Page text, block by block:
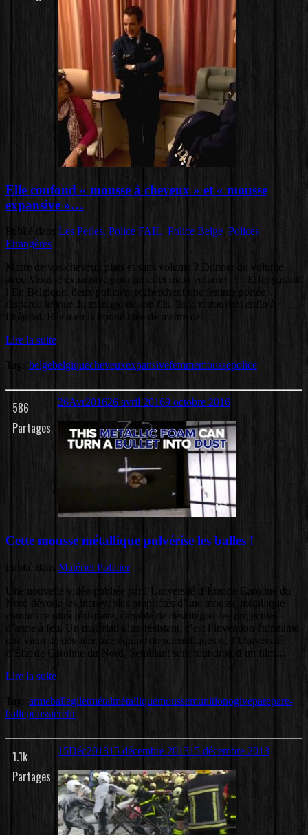
Elle confond « mousse à cheveux » et « mousse
expansive »…
Publié dans Les Perles, Police FAIL Police Belge Polices
Etrangères
Marre de vos cheveux plats et sans volume ? Donner du volume
avec Mousse expansive pour un effet maxi volume ….. Effet garanti
! En Belgique, deux policiers recherchent une femme portée
disparue le jour du mariage de son fils. Ils la retrouvent enfin à
l’hôpital. Elle a eu la bonne idée de mettre de…
Lire la suite
Tags:belgebelgiquecheveuxexpansivefemmemoussepolice
26Avr201626 avril 20169 octobre 2016
586
Partages
Cette mousse métallique pulvérise les balles !
Publié dans Matériel Policier
Une nouvelle vidéo publiée par l’Université d’État de Caroline du
Nord dévoile les incroyables propriétés d’une mousse métallique
composite ultra-résistante, capable de désintégrer les projectiles
d’arme à feu. Un matériau ultra-résistant, c’est l’invention étonnante
que vient de dévoiler une équipe de scientifiques de l’Université
d’État de Caroline du Nord. Semblant sorti tout droit d’un film…
Lire la suite
Tags:armeballegiletmétalmétalliquemoussemunitionogiveparepare-
ballepoussièretir
15Déc201315 décembre 201315 décembre 2013
1.1k
Partages